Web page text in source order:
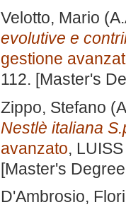
Velotto, Mario
evolutive e
gestione
112. [Master's
Zippo, Stefano
Nestlè italiana
avanzato,
[Master's
D'Ambrosio,